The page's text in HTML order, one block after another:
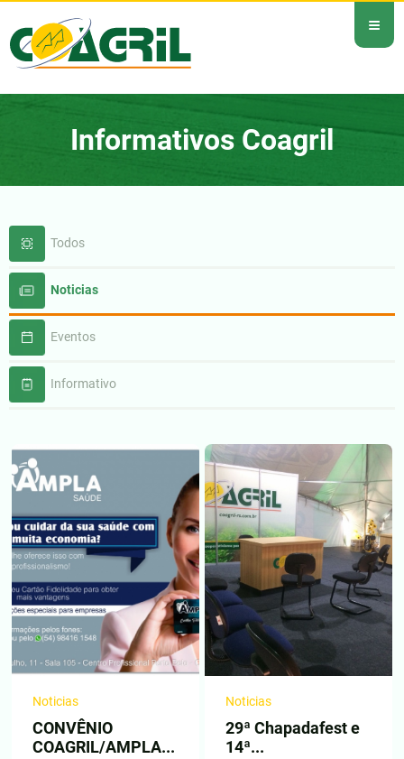
≡
Informativos Coagril
Todos
Noticias
Eventos
Informativo
Noticias
CONVÊNIO
COAGRIL/AMPLA...
Noticias
29ª Chapadafest e
14ª...